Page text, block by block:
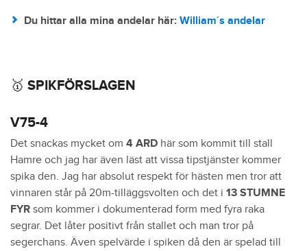
Du hittar alla mina andelar här: William´s andelar
🥇 SPIKFÖRSLAGEN
V75-4
Det snackas mycket om 4 ARD här som kommit till stall
Hamre och jag har även läst att vissa tipstjänster kommer
spika den. Jag har absolut respekt för hästen men tror att
vinnaren står på 20m-tilläggsvolten och det i 13 STUMNE
FYR som kommer i dokumenterad form med fyra raka
segrar. Det låter positivt från stallet och man tror på
segerchans. Även spelvärde i spiken då den är spelad till